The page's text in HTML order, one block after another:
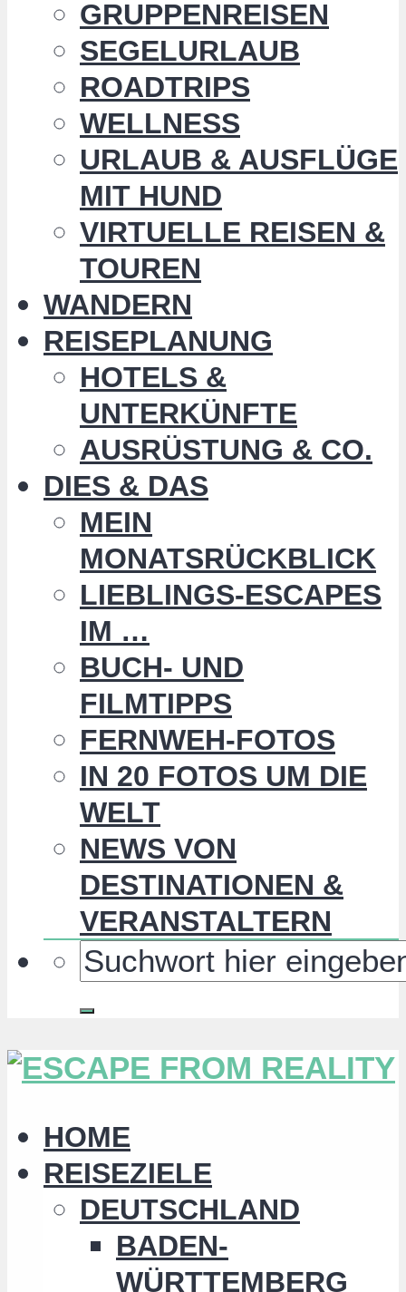
GRUPPENREISEN
SEGELURLAUB
ROADTRIPS
WELLNESS
URLAUB & AUSFLÜGE
MIT HUND
VIRTUELLE REISEN &
TOUREN
WANDERN
REISEPLANUNG
HOTELS &
UNTERKÜNFTE
AUSRÜSTUNG & CO.
DIES & DAS
MEIN
MONATSRÜCKBLICK
LIEBLINGS-ESCAPES
IM …
BUCH- UND
FILMTIPPS
FERNWEH-FOTOS
IN 20 FOTOS UM DIE
WELT
NEWS VON
DESTINATIONEN &
VERANSTALTERN
HOME
REISEZIELE
DEUTSCHLAND
BADEN-
WÜRTTEMBERG